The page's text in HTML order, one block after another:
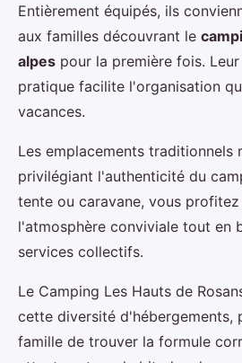
Entièrement équipés, ils
aux familles découvrant le
alpes pour la première fois.
pratique facilite l'organisation
vacances.
Les emplacements traditionnels
privilégiant l'authenticité du
tente ou caravane, vous
l'atmosphère conviviale tout en
services collectifs.
Le Camping Les Hauts de
cette diversité d'hébergements,
famille de trouver la formule